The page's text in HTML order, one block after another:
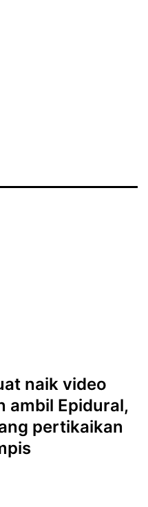
naik video
ambil Epidural,
pertikaikan